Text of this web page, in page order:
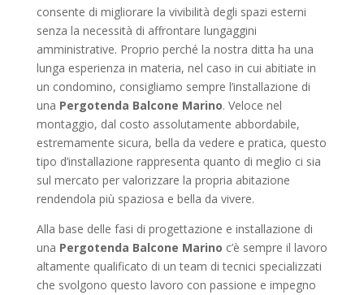
consente di migliorare la vivibilità degli spazi esterni
senza la necessità di affrontare lungaggini
amministrative. Proprio perché la nostra ditta ha una
lunga esperienza in materia, nel caso in cui abitiate in
un condomino, consigliamo sempre l’installazione di
una Pergotenda Balcone Marino. Veloce nel
montaggio, dal costo assolutamente abbordabile,
estremamente sicura, bella da vedere e pratica, questo
tipo d’installazione rappresenta quanto di meglio ci sia
sul mercato per valorizzare la propria abitazione
rendendola più spaziosa e bella da vivere.
Alla base delle fasi di progettazione e installazione di
una Pergotenda Balcone Marino c’è sempre il lavoro
altamente qualificato di un team di tecnici specializzati
che svolgono questo lavoro con passione e impegno